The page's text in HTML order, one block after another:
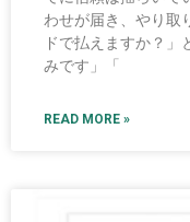
わせが届き、やり取
ドで払えますか？
みです」「
READ MORE »